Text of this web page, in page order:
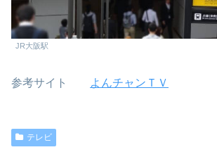
JR大阪駅
参考サイト よんチャンＴＶ
テレビ